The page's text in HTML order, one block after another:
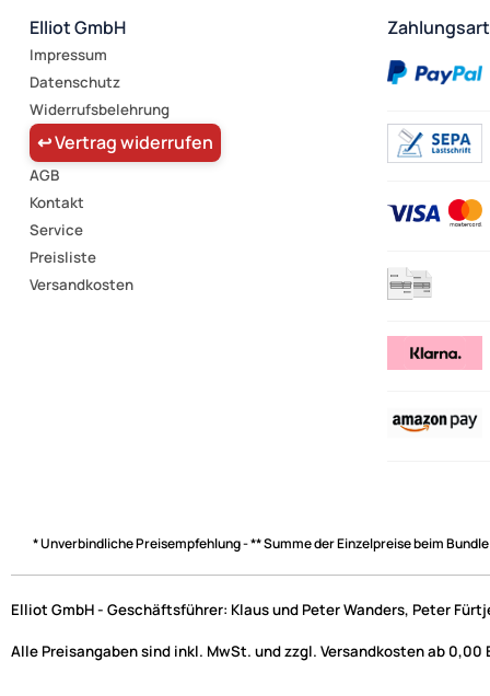
Elliot GmbH
Impressum
Datenschutz
Widerrufsbelehrung
↩ Vertrag widerrufen
AGB
Kontakt
Service
Preisliste
Versandkosten
* Unverbindliche Preisempfehlung - ** Summe der Einzelpreise beim Bundle
Elliot GmbH - Geschäftsführer: Klaus und Peter Wanders, Peter
Alle Preisangaben sind inkl. MwSt. und zzgl. Versandkosten ab